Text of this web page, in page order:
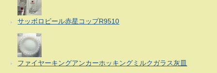
サッポロビール赤星コップR9510
ファイヤーキングアンカーホッキングミルクガラス灰皿